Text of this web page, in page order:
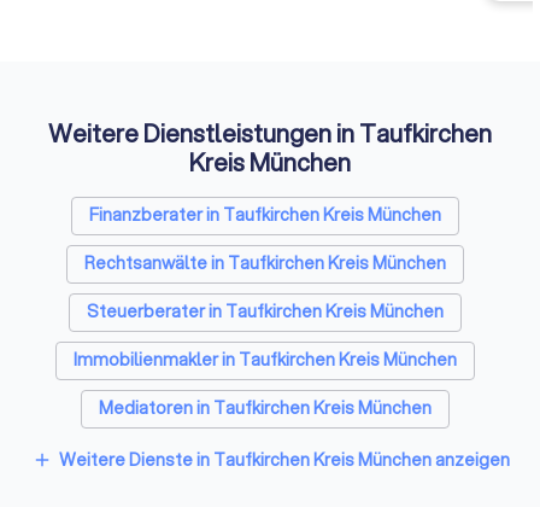
macht einfach sicherer – und
hilft, die richtigen
Entscheidungen zum richtigen
Zeitpunkt zu treffen.
zusammen.
stetig gewachsen.
Die GIH-
beraten neutral,
unabhängig.
Weitere Dienstleistungen in Taufkirchen
Kreis München
Finanzberater in Taufkirchen Kreis München
Rechtsanwälte in Taufkirchen Kreis München
Steuerberater in Taufkirchen Kreis München
Immobilienmakler in Taufkirchen Kreis München
Mediatoren in Taufkirchen Kreis München
add Weitere Dienste in Taufkirchen Kreis München anzeigen